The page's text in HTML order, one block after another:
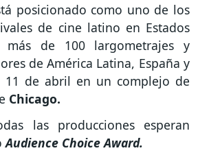
posicionado como uno de los
de cine latino en Estados
más de 100 largometrajes y
de América Latina, España y
11 de abril en un complejo de
Chicago.
las producciones esperan
Audience Choice Award.